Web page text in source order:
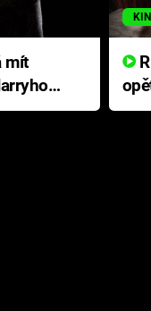
mít
RECENZE: Smrtelné zlo se